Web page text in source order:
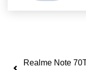
Yazı
Realme Note